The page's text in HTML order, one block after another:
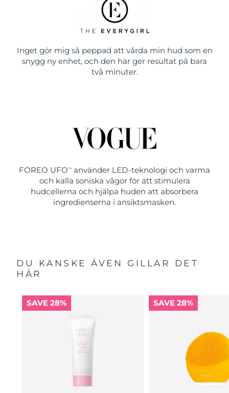
Inget gör mig så peppad att vårda min hud som en
snygg ny enhet, och den här ger resultat på bara
två minuter.
FOREO UFO TM
använder LED-teknologi och varma
och kalla soniska vågor för att stimulera
hudcellerna och hjälpa huden att absorbera
ingredienserna i ansiktsmasken.
DU KANSKE ÄVEN GILLAR DET
HÄR
SAVE 28% SAVE 28%